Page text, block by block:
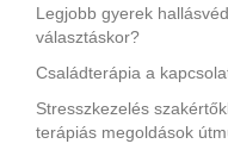
Legjobb gyerek
választáskor?
Családterápia a
Stresszkezelés
terápiás megoldások